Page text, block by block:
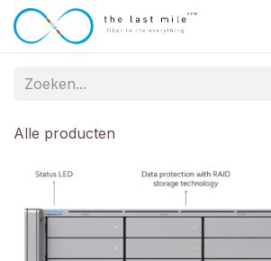
Overslaan naar inhoud
Alle producten